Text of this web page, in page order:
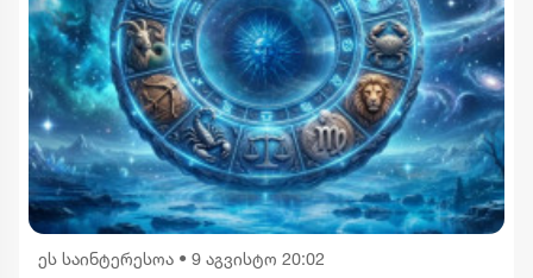
ეს საინტერესოა • 9 აგვისტო 20:02